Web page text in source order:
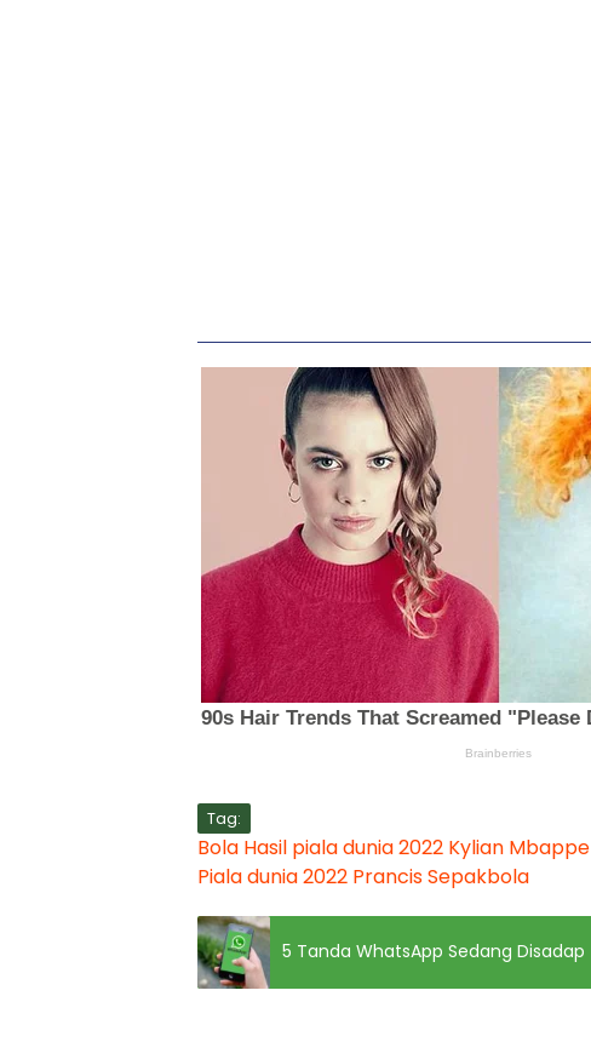
Tag:
Bola Hasil piala dunia 2022 Kylian Mbappe
Piala dunia 2022 PrancisSepakbola
5 Tanda WhatsApp Sedang Disadap